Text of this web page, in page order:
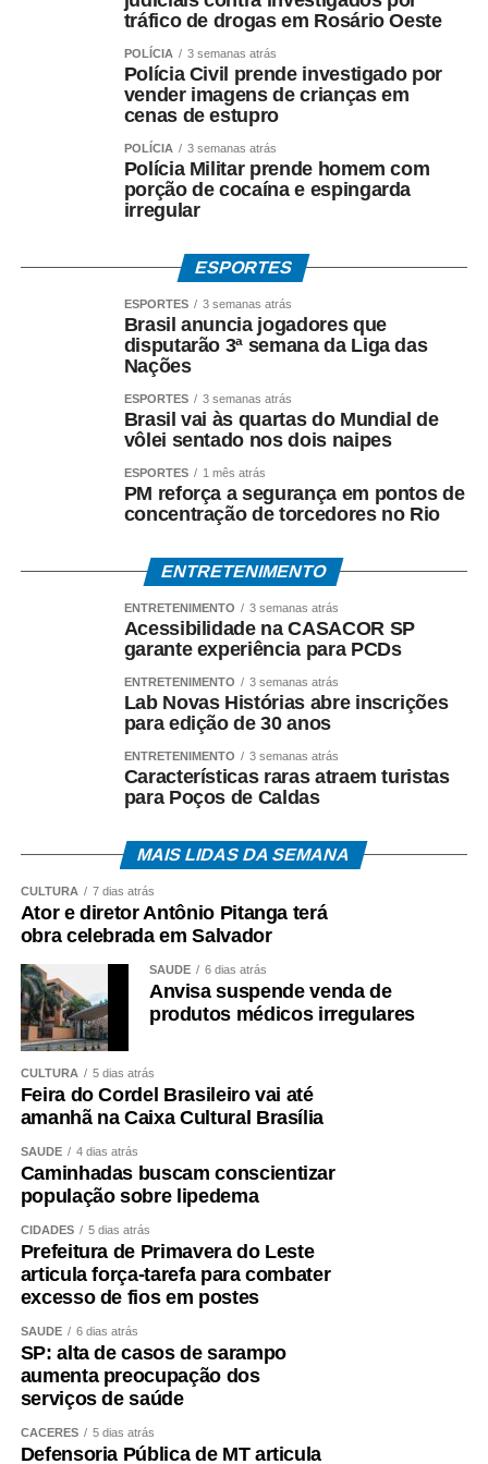
Américas um exemplo ao receber bem pessoas com
Silvana Cambiaghi, arquiteta e consultora de
acessibilidade da mostra desde 2005, destacou que a
acessibilidade não é tratada como adaptação pontual,
mas como conceito integrado ao planejamento e à
montagem dos ambientes: “Transformar a CASACOR em
uma mostra acessível é um processo que começa muito
presente em todas as fases, do projeto à execução, com
base nos princípios do Desenho Universal”, ressaltou,
citando a participação do engenheiro Oswaldo Rafael
Fantini e dos arquitetos Luis Fernando Estuqui e Marina
A iniciativa reforça a trajetória iniciada em 2006, quando
foram implementadas as primeiras adaptações – rampas,
nivelamento de pisos, banheiros acessíveis e calçada
tátil – e consolida a CASACOR como referência nacional
COMENTE ABAIXO:
WhatsApp
Facebook
Twitter
Messenger
LinkedIn
Share
tráfico de drogas em Rosário Oeste
POLÍCIA 3 semanas atrás
Polícia Civil prende investigado por
vender imagens de crianças em
cenas de estupro
POLÍCIA 3 semanas atrás
Polícia Militar prende homem com
porção de cocaína e espingarda
irregular
ESPORTES
ESPORTES 3 semanas atrás
Brasil anuncia jogadores que
disputarão 3ª semana da Liga das
Nações
ESPORTES 3 semanas atrás
Brasil vai às quartas do Mundial de
vôlei sentado nos dois naipes
ESPORTES 1 mês atrás
PM reforça a segurança em pontos de
concentração de torcedores no Rio
ENTRETENIMENTO
ENTRETENIMENTO 3 semanas atrás
Acessibilidade na CASACOR SP
garante experiência para PCDs
ENTRETENIMENTO 3 semanas atrás
Lab Novas Histórias abre inscrições
para edição de 30 anos
ENTRETENIMENTO 3 semanas atrás
Características raras atraem turistas
para Poços de Caldas
MAIS LIDAS DA SEMANA
CULTURA 7 dias atrás
Ator e diretor Antônio Pitanga terá
obra celebrada em Salvador
SAÚDE 6 dias atrás
Anvisa suspende venda de
produtos médicos irregulares
CULTURA 5 dias atrás
Feira do Cordel Brasileiro vai até
amanhã na Caixa Cultural Brasília
SAÚDE 4 dias atrás
Caminhadas buscam conscientizar
população sobre lipedema
CIDADES 5 dias atrás
Prefeitura de Primavera do Leste
articula força-tarefa para combater
excesso de fios em postes
SAÚDE 6 dias atrás
SP: alta de casos de sarampo
aumenta preocupação dos
serviços de saúde
CÁCERES 5 dias atrás
Defensoria Pública de MT articula